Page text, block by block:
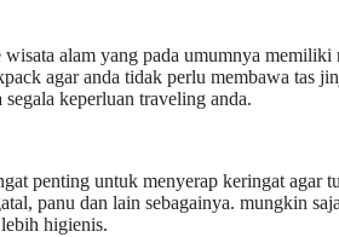
alam yang pada umumnya memiliki
agar anda tidak perlu membawa tas
keperluan traveling anda.
penting untuk menyerap keringat agar
panu dan lain sebagainya. mungkin
higienis.